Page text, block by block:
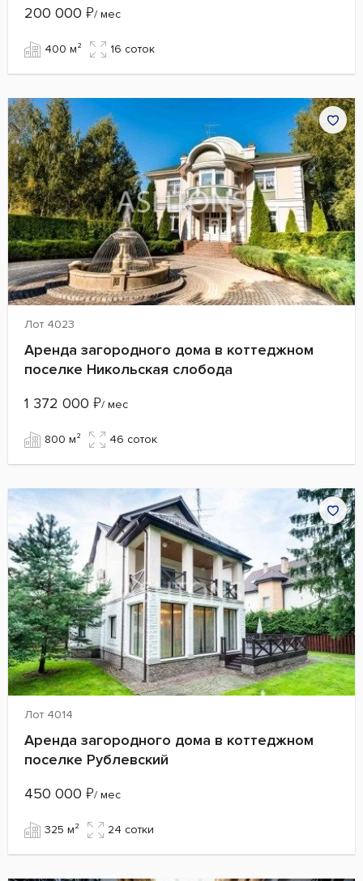
200 000 ₽/ мес
400 м² 16 cоток
Лот 4023
Аренда загородного дома в коттеджном
поселке Никольская слобода
1 372 000 ₽/ мес
800 м² 46 cоток
Лот 4014
Аренда загородного дома в коттеджном
поселке Рублевский
450 000 ₽/ мес
325 м² 24 сотки